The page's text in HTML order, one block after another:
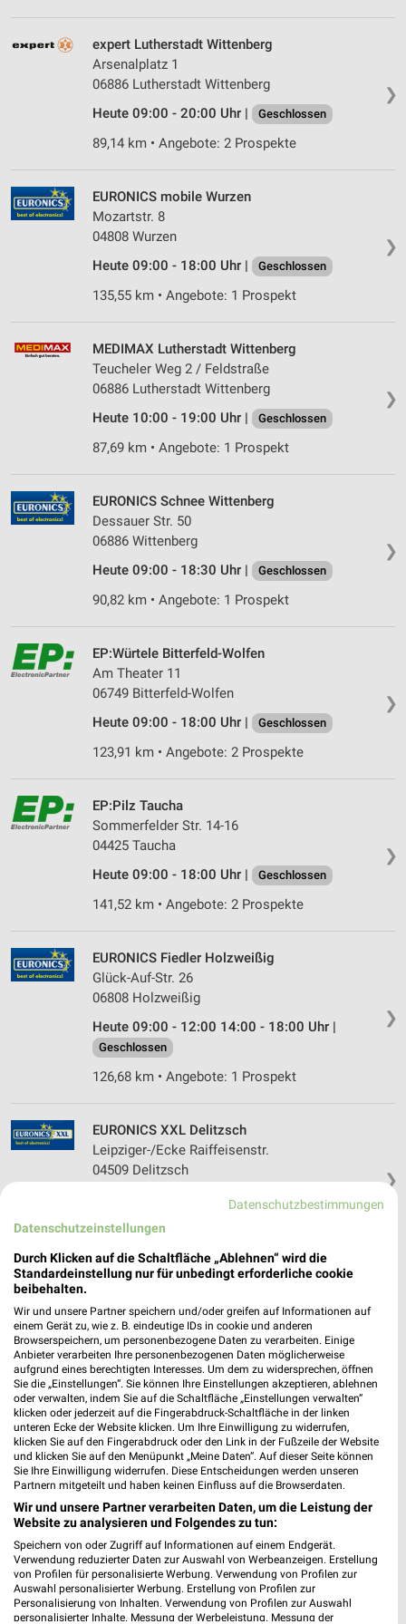
❯
expert Lutherstadt Wittenberg
Arsenalplatz 1
06886 Lutherstadt Wittenberg
Heute 09:00 - 20:00 Uhr |
Geschlossen
89,14 km • Angebote: 2 Prospekte
❯
EURONICS mobile Wurzen
Mozartstr. 8
04808 Wurzen
Heute 09:00 - 18:00 Uhr |
Geschlossen
135,55 km • Angebote: 1 Prospekt
❯
MEDIMAX Lutherstadt Wittenberg
Teucheler Weg 2 / Feldstraße
06886 Lutherstadt Wittenberg
Heute 10:00 - 19:00 Uhr |
Geschlossen
87,69 km • Angebote: 1 Prospekt
❯
EURONICS Schnee Wittenberg
Dessauer Str. 50
06886 Wittenberg
Heute 09:00 - 18:30 Uhr |
Geschlossen
90,82 km • Angebote: 1 Prospekt
❯
EP:Würtele Bitterfeld-Wolfen
Am Theater 11
06749 Bitterfeld-Wolfen
Heute 09:00 - 18:00 Uhr |
Geschlossen
123,91 km • Angebote: 2 Prospekte
❯
EP:Pilz Taucha
Sommerfelder Str. 14-16
04425 Taucha
Heute 09:00 - 18:00 Uhr |
Geschlossen
141,52 km • Angebote: 2 Prospekte
❯
EURONICS Fiedler Holzweißig
Glück-Auf-Str. 26
06808 Holzweißig
Heute 09:00 - 12:00 14:00 - 18:00 Uhr |
Geschlossen
126,68 km • Angebote: 1 Prospekt
❯
EURONICS XXL Delitzsch
Leipziger-/Ecke Raiffeisenstr.
04509 Delitzsch
Heute 09:00 - 20:00 Uhr | Geschlossen
133,73 km • Angebote: 1 Prospekt
EURONICS Radio-TV Knack Jüterbog
14913 Jüterbog
62,88 km • Angebote: 1 Prospekt
EURONICS Knaack Jüterbog
Mönchenstr. 27
14913 Jüterbog
Heute 09:00 - 18:00 Uhr | Geschlossen
62,78 km • Angebote: 1 Prospekt
EURONICS mobile Bitterfeld-Wolfen
Leipzigerstr. 92d
06766 Bitterfeld-Wolfen
Datenschutzbestimmungen
Datenschutzeinstellungen
Durch Klicken auf die Schaltfläche „Ablehnen“ wird die
Standardeinstellung nur für unbedingt erforderliche cookie
beibehalten.
Wir und unsere Partner speichern und/oder greifen auf Informationen auf
einem Gerät zu, wie z. B. eindeutige IDs in cookie und anderen
Browserspeichern, um personenbezogene Daten zu verarbeiten. Einige
Anbieter verarbeiten Ihre personenbezogenen Daten möglicherweise
aufgrund eines berechtigten Interesses. Um dem zu widersprechen, öffnen
Sie die „Einstellungen“. Sie können Ihre Einstellungen akzeptieren, ablehnen
oder verwalten, indem Sie auf die Schaltfläche „Einstellungen verwalten“
klicken oder jederzeit auf die Fingerabdruck-Schaltfläche in der linken
unteren Ecke der Website klicken. Um Ihre Einwilligung zu widerrufen,
klicken Sie auf den Fingerabdruck oder den Link in der Fußzeile der Website
und klicken Sie auf den Menüpunkt „Meine Daten“. Auf dieser Seite können
Sie Ihre Einwilligung widerrufen. Diese Entscheidungen werden unseren
Partnern mitgeteilt und haben keinen Einfluss auf die Browserdaten.
Wir und unsere Partner verarbeiten Daten, um die Leistung der
Website zu analysieren und Folgendes zu tun:
Speichern von oder Zugriff auf Informationen auf einem Endgerät.
Verwendung reduzierter Daten zur Auswahl von Werbeanzeigen. Erstellung
von Profilen für personalisierte Werbung. Verwendung von Profilen zur
Auswahl personalisierter Werbung. Erstellung von Profilen zur
Personalisierung von Inhalten. Verwendung von Profilen zur Auswahl
personalisierter Inhalte. Messung der Werbeleistung. Messung der